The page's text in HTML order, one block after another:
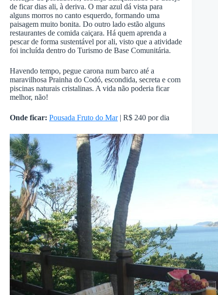
de ficar dias ali, à deriva. O mar azul dá vista para
alguns morros no canto esquerdo, formando uma
paisagem muito bonita. Do outro lado estão alguns
restaurantes de comida caiçara. Há quem aprenda a
pescar de forma sustentável por ali, visto que a atividade
foi incluída dentro do Turismo de Base Comunitária.
Havendo tempo, pegue carona num barco até a
maravilhosa Prainha do Codó, escondida, secreta e com
piscinas naturais cristalinas. A vida não poderia ficar
melhor, não!
Onde ficar: Pousada Fruto do Mar| R$ 240 por dia